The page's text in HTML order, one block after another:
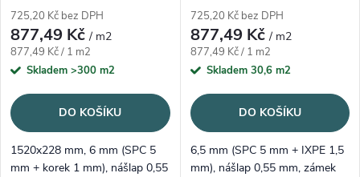
725,20 Kč bez DPH
877,49 Kč/ m2
Měrná cena:
877,49 Kč / 1 m2
Skladem >300 m2
DO KOŠÍKU
1520x228 mm, 6 mm (SPC 5
mm + korek 1 mm), nášlap 0,55
725,20 Kč bez DPH
877,49 Kč/ m2
Měrná cena:
877,49 Kč / 1 m2
Skladem 30,6 m2
DO KOŠÍKU
6,5 mm (SPC 5 mm + IXPE 1,5
mm), nášlap 0,55 mm, zámek